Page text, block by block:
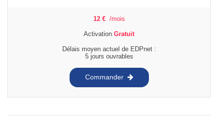
12 € /mois
Activation Gratuit
Délais moyen actuel de EDPnet :
5 jours ouvrables
Commander